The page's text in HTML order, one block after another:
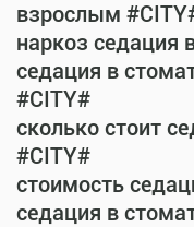
взрослым
наркоз седация
седация в
#CITY#
сколько стоит
#CITY#
стоимость
седация в